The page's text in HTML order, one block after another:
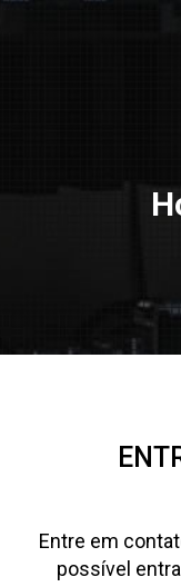
Entre em
possível